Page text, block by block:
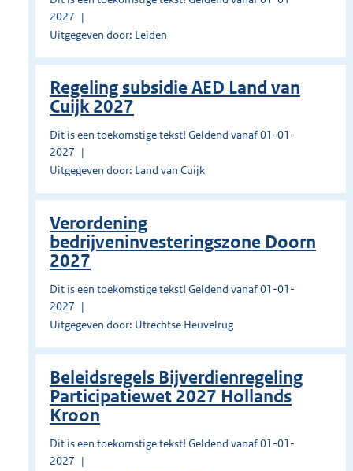
2027
Uitgegeven door: Leiden
Regeling subsidie AED Land van
Cuijk 2027
Dit is een toekomstige tekst! Geldend vanaf 01-01-
2027
Uitgegeven door: Land van Cuijk
Verordening
bedrijveninvesteringszone Doorn
2027
Dit is een toekomstige tekst! Geldend vanaf 01-01-
2027
Uitgegeven door: Utrechtse Heuvelrug
Beleidsregels Bijverdienregeling
Participatiewet 2027 Hollands
Kroon
Dit is een toekomstige tekst! Geldend vanaf 01-01-
2027